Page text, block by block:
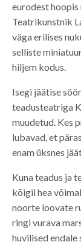
eurodest
Teatrikunstnik
väga erilises
selliste
hiljem kodus.
Isegi jäätise
teadusteatriga
muudetud. Kes
lubavad, et
enam üksnes
Kuna teadus ja
kõigil hea
noorte loovate
ringi vurava
huvilised endale